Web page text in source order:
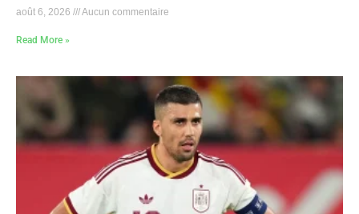
août 6, 2026 Aucun commentaire
Read More »